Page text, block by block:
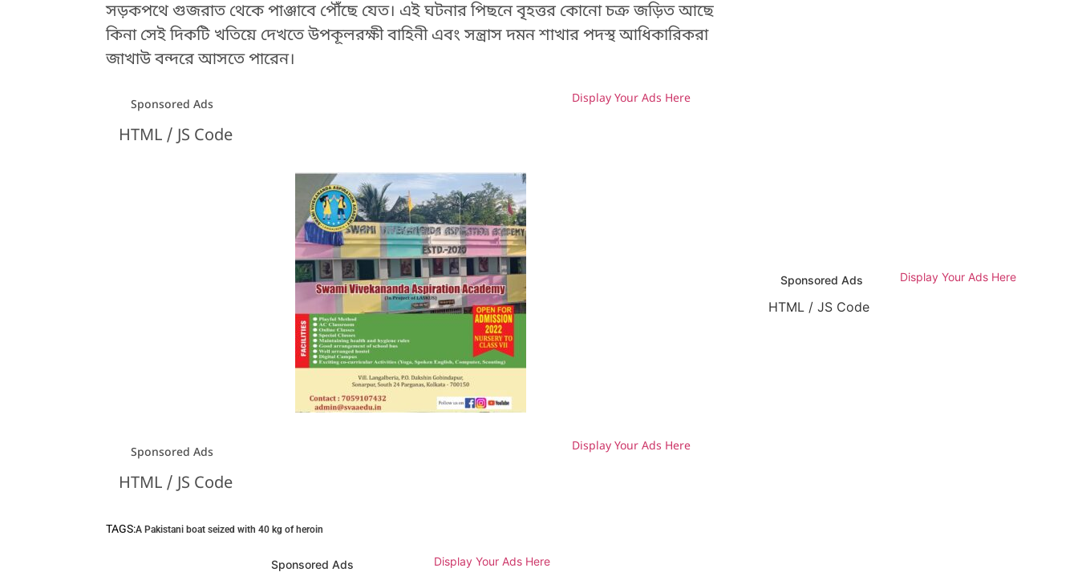
সড়কপথে গুজরাত থেকে পাঞ্জাবে পৌঁছে যেত। এই ঘটনার পিছনে বৃহত্তর কোনো চক্র জড়িত আছে
কিনা সেই দিকটি খতিয়ে দেখতে উপকূলরক্ষী বাহিনী এবং সন্ত্রাস দমন শাখার পদস্থ আধিকারিকরা
জাখাউ বন্দরে আসতে পারেন।
Sponsored Ads Display Your Ads Here
HTML / JS Code
Sponsored Ads Display Your Ads Here
HTML / JS Code
TAGS:A Pakistani boat seized with 40 kg of heroin
Sponsored Ads Display Your Ads Here
Sponsored Ads Display Your Ads Here
HTML / JS Code